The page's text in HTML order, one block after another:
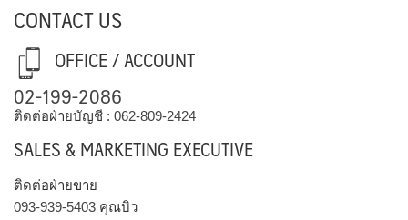
CONTACT US
OFFICE / ACCOUNT
02-199-2086
ติดต่อฝ่ายบัญชี : 062-809-2424
SALES & MARKETING EXECUTIVE
ติดต่อฝ่ายขาย
093-939-5403 คุณบิว